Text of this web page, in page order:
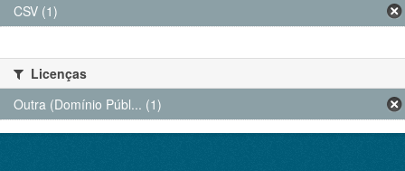
CSV (1)
Licenças
Outra (Domínio Públ... (1)